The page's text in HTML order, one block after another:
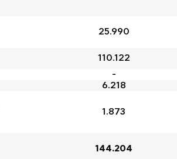
25.990
110.122
-
6.218
1.873
144.204